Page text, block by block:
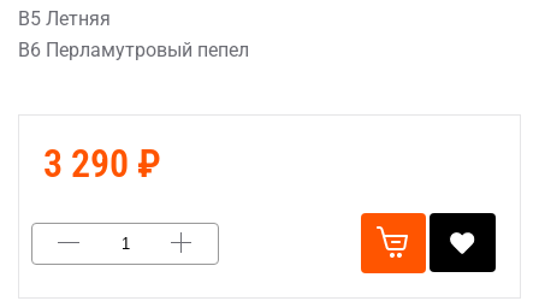
B5 Летняя
B6 Перламутровый пепел
3 290 ₽